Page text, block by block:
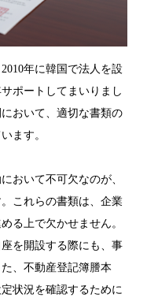
年に韓国で法人を設
ポートしてまいりまし
おいて、適切な書類の
ます。
おいて不可欠なのが、
これらの書類は、企業
る上で欠かせません。
を開設する際にも、事
、不動産登記簿謄本
状況を確認するために